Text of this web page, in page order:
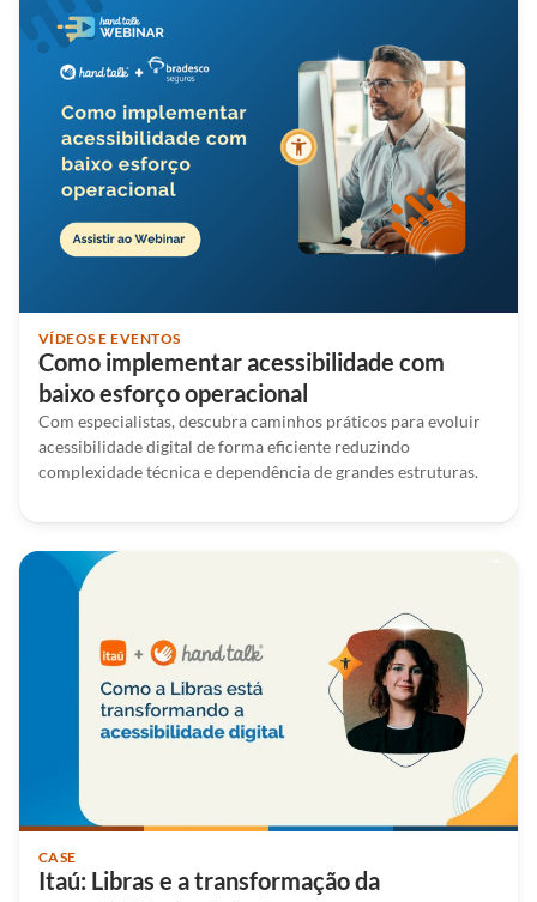
VÍDEOS E EVENTOS
Como implementar acessibilidade com
baixo esforço operacional
Com especialistas, descubra caminhos práticos para evoluir
acessibilidade digital de forma eficiente reduzindo
complexidade técnica e dependência de grandes estruturas.
CASE
Itaú: Libras e a transformação da